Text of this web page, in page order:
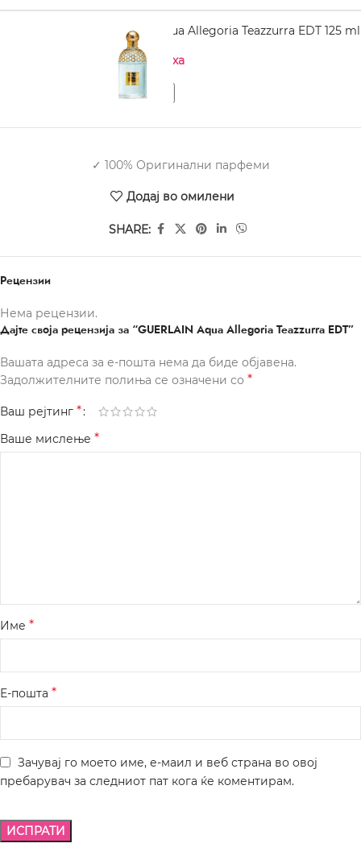
GUERLAIN Aqua Allegoria Teazzurra EDT 125 ml
Нема на залиха
✓ 100% Оригинални парфеми
Додај во омилени
SHARE:
Рецензии
Нема рецензии.
Дајте своја рецензија за “GUERLAIN Aqua Allegoria Teazzurra EDT”
Вашата адреса за е-пошта нема да биде објавена.
Задолжителните полиња се означени со *
Ваш рејтинг *
Ваше мислење *
Име *
Е-пошта *
Зачувај го моето име, е-маил и веб страна во овој
пребарувач за следниот пат кога ќе коментирам.